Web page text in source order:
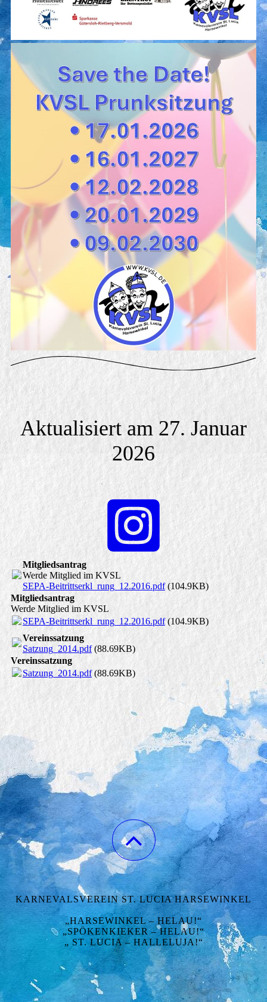
Aktualisiert am 27. Januar
2026
Mitgliedsantrag
Werde Mitglied im KVSL
SEPA-Beitrittserkl_rung_12.2016.pdf(104.9KB)
Mitgliedsantrag
Werde Mitglied im KVSL
SEPA-Beitrittserkl_rung_12.2016.pdf(104.9KB)
Vereinssatzung
Satzung_2014.pdf(88.69KB)
Vereinssatzung
Satzung_2014.pdf(88.69KB)
KARNEVALSVEREIN ST. LUCIA HARSEWINKEL
„HARSEWINKEL – HELAU!“
„SPÖKENKIEKER – HELAU!“
„ ST. LUCIA – HALLELUJA!“